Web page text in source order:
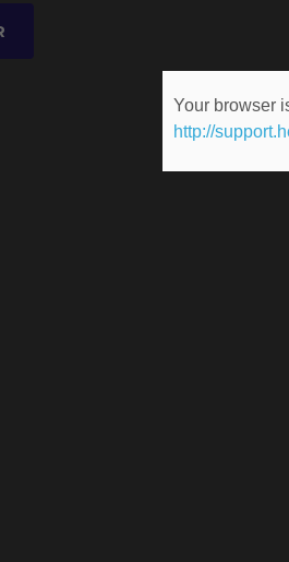
Your browser
http://